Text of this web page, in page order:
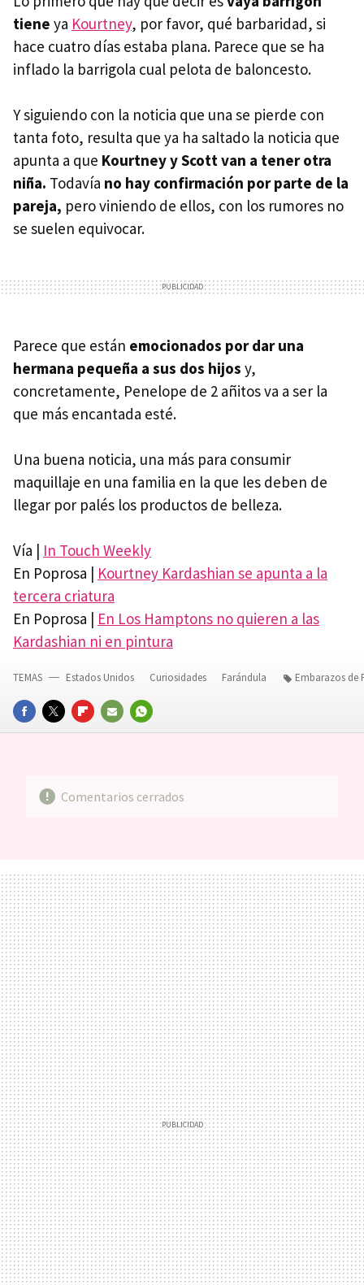
tiene ya Kourtney, por favor, qué barbaridad, si
hace cuatro días estaba plana. Parece que se ha
inflado la barrigola cual pelota de baloncesto.
Y siguiendo con la noticia que una se pierde con
tanta foto, resulta que ya ha saltado la noticia que
apunta a que Kourtney y Scott van a tener otra
niña. Todavía no hay confirmación por parte de la
pareja, pero viniendo de ellos, con los rumores no
se suelen equivocar.
Parece que están emocionados por dar una
hermana pequeña a sus dos hijos y,
concretamente, Penelope de 2 añitos va a ser la
que más encantada esté.
Una buena noticia, una más para consumir
maquillaje en una familia en la que les deben de
llegar por palés los productos de belleza.
Vía | In Touch Weekly
En Poprosa | Kourtney Kardashian se apunta a la
tercera criatura
En Poprosa | En Los Hamptons no quieren a las
Kardashian ni en pintura
FACEBOOKTWITTERFLIPBOARD
E-
WHATSAPP
TEMAS Estados Unidos Curiosidades Farándula Embarazos de
Comentarios cerrados